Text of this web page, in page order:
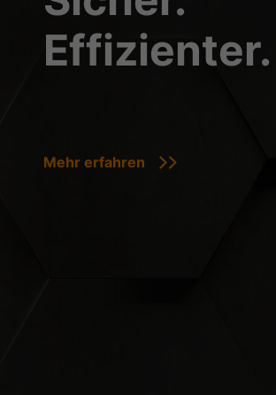
Effizienter.
Mehr erfahren